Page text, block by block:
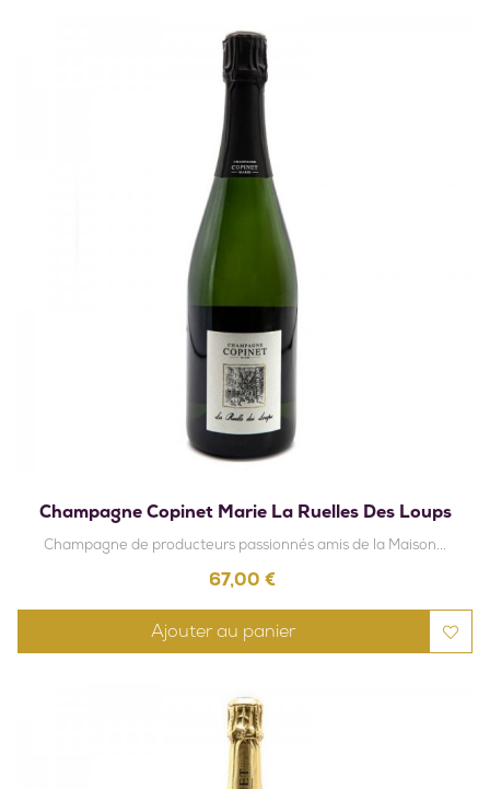
Champagne Copinet Marie La Ruelles Des Loups
Champagne de producteurs passionnés amis de la Maison...
Prix
67,00 €
Ajouter au panier